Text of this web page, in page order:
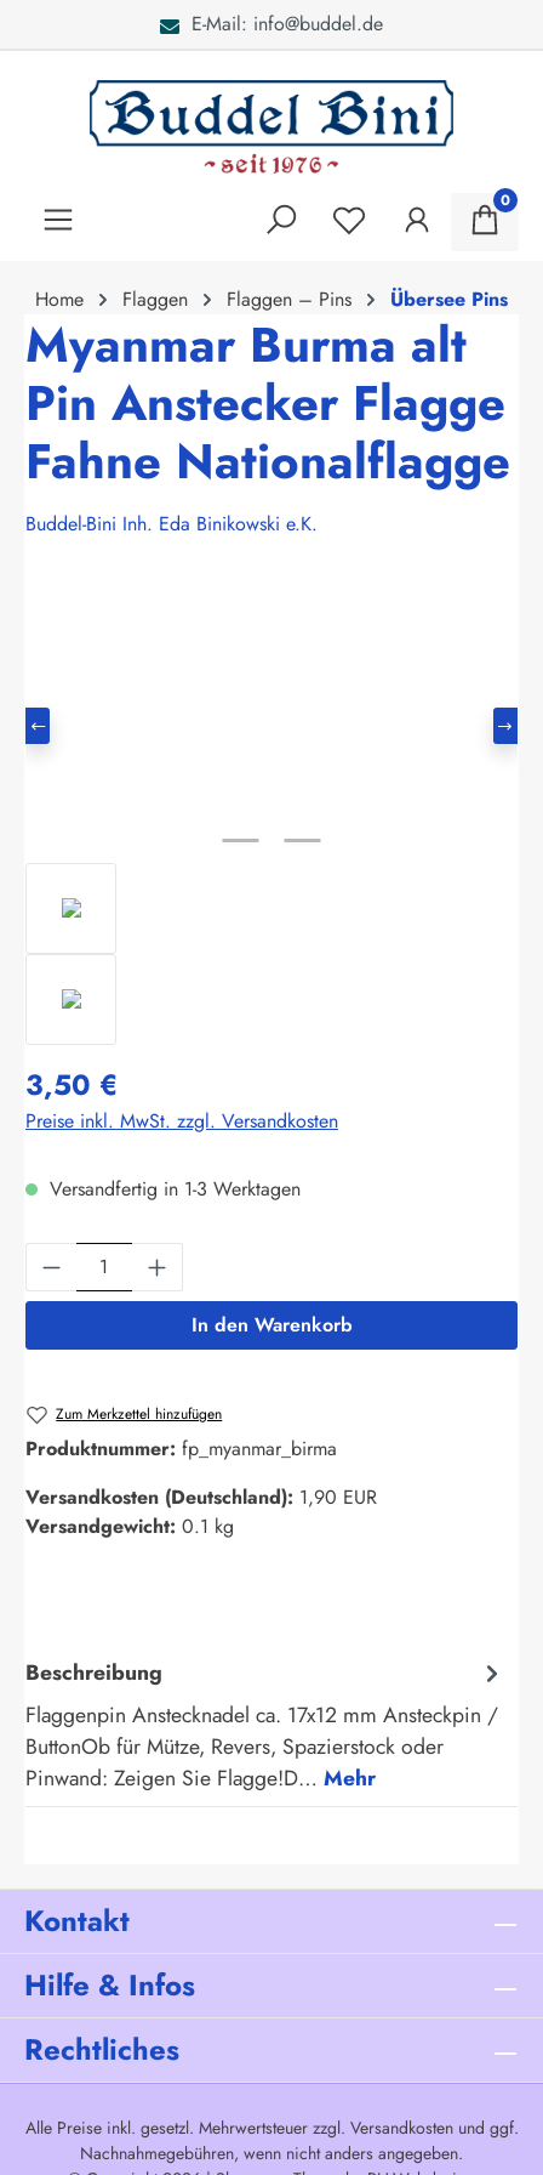
E-Mail: info@buddel.de
0
Home Flaggen Flaggen – Pins Übersee Pins
Myanmar Burma alt
Pin Anstecker Flagge
Fahne Nationalflagge
Buddel-Bini Inh. Eda Binikowski e.K.
3,50 €
Preise inkl. MwSt. zzgl. Versandkosten
Versandfertig in 1-3 Werktagen
Produkt Anzahl: Gib den gewünschten
In den Warenkorb
Zum Merkzettel hinzufügen
Produktnummer: fp_myanmar_birma
Versandkosten (Deutschland): 1,90 EUR
Versandgewicht: 0.1 kg
Beschreibung
Flaggenpin Anstecknadel ca. 17x12 mm Ansteckpin /
ButtonOb für Mütze, Revers, Spazierstock oder
Pinwand: Zeigen Sie Flagge!D… Mehr
Kontakt
Hilfe & Infos
Rechtliches
Alle Preise inkl. gesetzl. Mehrwertsteuer zzgl. Versandkostenund ggf.
Nachnahmegebühren, wenn nicht anders angegeben.